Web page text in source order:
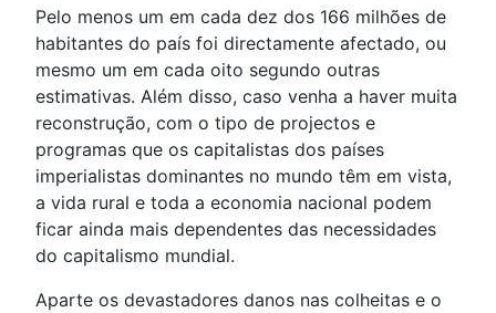
Pelo menos um em cada dez dos 166 milhões de
habitantes do país foi directamente afectado, ou
mesmo um em cada oito segundo outras
estimativas. Além disso, caso venha a haver muita
reconstrução, com o tipo de projectos e
programas que os capitalistas dos países
imperialistas dominantes no mundo têm em vista,
a vida rural e toda a economia nacional podem
ficar ainda mais dependentes das necessidades
do capitalismo mundial.
Aparte os devastadores danos nas colheitas e o